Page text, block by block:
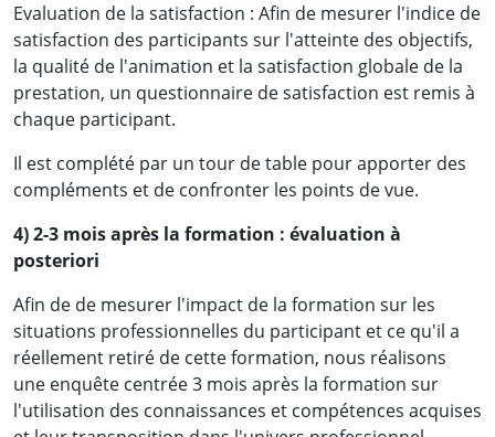
Evaluation de la satisfaction : Afin de mesurer l'indice de
satisfaction des participants sur l'atteinte des objectifs,
la qualité de l'animation et la satisfaction globale de la
prestation, un questionnaire de satisfaction est remis à
chaque participant.
Il est complété par un tour de table pour apporter des
compléments et de confronter les points de vue.
4) 2-3 mois après la formation : évaluation à
posteriori
Afin de de mesurer l'impact de la formation sur les
situations professionnelles du participant et ce qu'il a
réellement retiré de cette formation, nous réalisons
une enquête centrée 3 mois après la formation sur
l'utilisation des connaissances et compétences acquises